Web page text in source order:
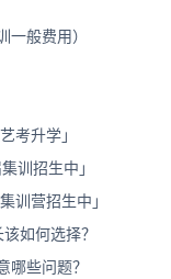
般费用）
考升学」
训招生中」
训营招生中」
如何选择？
哪些问题？